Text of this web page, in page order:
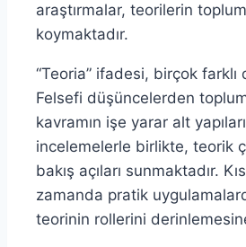
araştırmalar, teorilerin
koymaktadır.
“Teoria” ifadesi, birçok
Felsefi düşüncelerden
kavramın işe yarar alt
incelemelerle birlikte, teorik
bakış açıları sunmaktadır.
zamanda pratik
teorinin rollerini